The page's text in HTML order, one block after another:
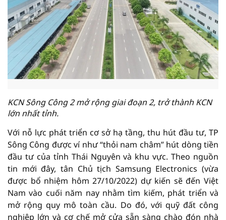
KCN Sông Công 2 mở rộng giai đoạn 2, trở thành KCN
lớn nhất tỉnh.
Với nỗ lực phát triển cơ sở hạ tầng, thu hút đầu tư, TP
Sông Công được ví như “thỏi nam châm” hút dòng tiền
đầu tư của tỉnh Thái Nguyên và khu vực. Theo nguồn
tin mới đây, tân Chủ tịch Samsung Electronics (vừa
được bổ nhiệm hôm 27/10/2022) dự kiến sẽ đến Việt
Nam vào cuối năm nay nhằm tìm kiếm, phát triển và
mở rộng quy mô toàn cầu. Do đó, với quỹ đất công
nghiệp lớn và cơ chế mở cửa sẵn sàng chào đón nhà